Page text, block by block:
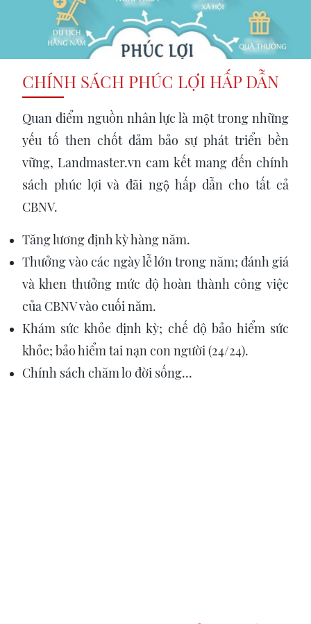
CHÍNH SÁCH PHÚC LỢI HẤP DẪN
Quan điểm nguồn nhân lực là một trong những
yếu tố then chốt đảm bảo sự phát triển bền
vững, Landmaster.vn cam kết mang đến chính
sách phúc lợi và đãi ngộ hấp dẫn cho tất cả
CBNV.
Tăng lương định kỳ hàng năm.
Thưởng vào các ngày lễ lớn trong năm; đánh giá
và khen thưởng mức độ hoàn thành công việc
của CBNV vào cuối năm.
Khám sức khỏe định kỳ; chế độ bảo hiểm sức
khỏe; bảo hiểm tai nạn con người (24/24).
Chính sách chăm lo đời sống...